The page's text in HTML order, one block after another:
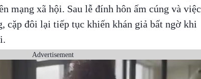
mạng xã hội. Sau lễ đính hôn ấm cúng và việc
cặp đôi lại tiếp tục khiến khán giả bất ngờ khi
Advertisement